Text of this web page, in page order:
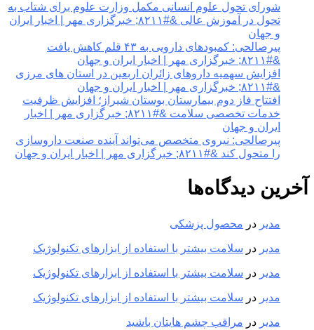
شورای تحول علوم انسانی مکمل وزارت علوم برای شتاب به
تحول در آموزش عالی &#۸۲۱۱; خبرگزاری مهر | اخبار ایران
و جهان
پیرصالحی: کمبودهای دارویی به ۴۳ قلم کاهش یافت
&#۸۲۱۱; خبرگزاری مهر | اخبار ایران و جهان
افزایش سهمیه داروهای زائران اربعین در استان های مرزی
&#۸۲۱۱; خبرگزاری مهر | اخبار ایران و جهان
افتتاح فاز دوم بیمارستان بوستان شیراز؛ افزایش ظرفیت
خدمات تخصصی سلامت &#۸۲۱۱; خبرگزاری مهر | اخبار
ایران و جهان
پیرصالحی: نیروی متخصص می‌تواند آینده صنعت داروسازی
را متحول کند &#۸۲۱۱; خبرگزاری مهر | اخبار ایران و جهان
آخرین دیدگاه‌ها
مدیر در محصول پزشکی
مدیر در سلامت بیشتر با استفاده از ابزارهای تکنولوژیک
مدیر در سلامت بیشتر با استفاده از ابزارهای تکنولوژیک
مدیر در سلامت بیشتر با استفاده از ابزارهای تکنولوژیک
مدیر در مراقب چشم هایتان باشید